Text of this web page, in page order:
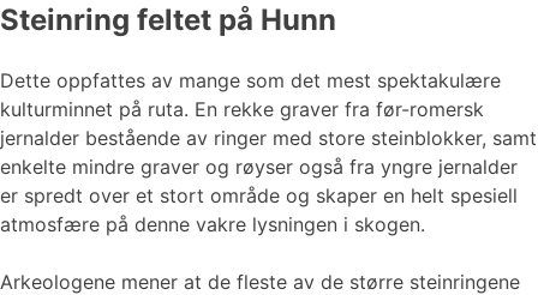
Steinring feltet på Hunn
Dette oppfattes av mange som det mest spektakulære
kulturminnet på ruta. En rekke graver fra før-romersk
jernalder bestående av ringer med store steinblokker, samt
enkelte mindre graver og røyser også fra yngre jernalder
er spredt over et stort område og skaper en helt spesiell
atmosfære på denne vakre lysningen i skogen.
Arkeologene mener at de fleste av de større steinringene